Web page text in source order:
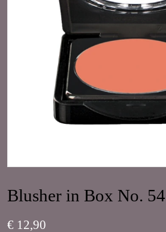
Blusher in Box No. 54
€ 12,90